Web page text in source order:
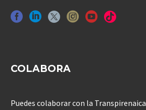
COLABORA
Puedes colaborar con la